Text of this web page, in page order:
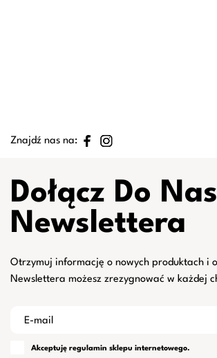
Znajdź nas na:
Dołącz Do
Newslettera
Otrzymuj informację o nowych produktach i
Newslettera możesz zrezygnować w każdej
Akceptuję regulamin sklepu internetowego.